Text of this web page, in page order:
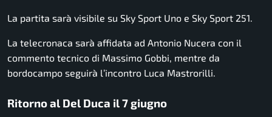
La partita sarà visibile su Sky Sport Uno e Sky Sport 251.
La telecronaca sarà affidata ad Antonio Nucera con il
commento tecnico di Massimo Gobbi, mentre da
bordocampo seguirà l’incontro Luca Mastrorilli.
Ritorno al Del Duca il 7 giugno